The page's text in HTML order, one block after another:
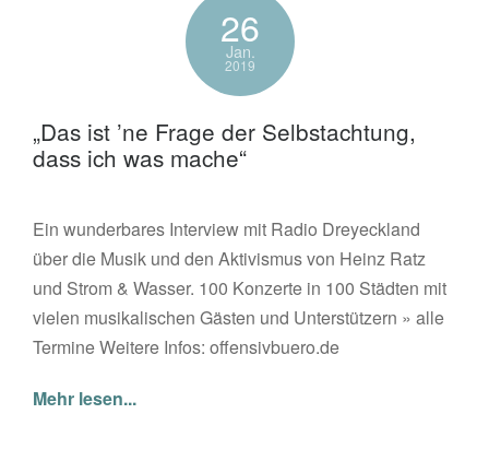
26
Jan.
2019
„Das ist ’ne Frage der Selbstachtung,
dass ich was mache“
Ein wunderbares Interview mit Radio Dreyeckland
über die Musik und den Aktivismus von Heinz Ratz
und Strom & Wasser. 100 Konzerte in 100 Städten mit
vielen musikalischen Gästen und Unterstützern » alle
Termine Weitere Infos: offensivbuero.de
Mehr lesen...